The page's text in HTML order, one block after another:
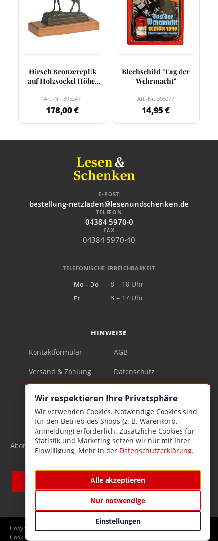
Hirsch Bronzereplik
auf Holzsockel Höhe:
Art.-Nr. 395247
178,00 €
Blechschild "Tag der
Wehrmacht"
Art.-Nr. 396077
14,95 €
E-POST
bestellung-netzladen@lesenundschenken.de
TELEFON
04384 5970-0
FAX
04384 5970-40
TELEFONISCHE ERREICHBARKEIT
Mo – Do
8 – 18 Uhr
Fr
8 – 17 Uhr
HINWEISE
Kontaktformular AGB
Versand & Zahlung Datenschutz
INFOBRIEF
Abonnieren Sie den kostenlosen Lesen & Schenken-Infobrief
und verpassen Sie keine Neuigkeiten mehr.
Copyright © 2026 Lesen und Schenken GmbH
Cookie-Einstellungen
Wir respektieren Ihre Privatsphäre
Wir verwenden Cookies. Notwendige Cookies sind
für den Betrieb des Shops (z. B. Warenkorb,
Anmeldung) erforderlich. Zusätzliche Cookies für
Statistik und Marketing setzen wir nur mit Ihrer
Einwilligung. Mehr in der Datenschutzerklärung.
Alle akzeptieren
Nur notwendige
Einstellungen